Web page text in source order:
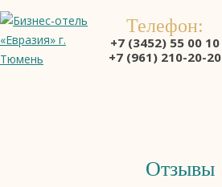
Телефон:
+7 (3452) 55 00 10
+7 (961) 210-20-20
Отзывы